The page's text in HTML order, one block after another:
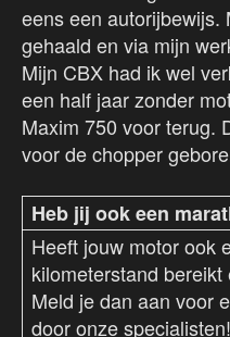
eens een autorijbewijs.
gehaald en via mijn
Mijn CBX had ik wel
een half jaar zonder
Maxim 750 voor terug.
voor de chopper
Heb jij ook een
Heeft jouw motor ook
kilometerstand
Meld je dan aan voor
door onze